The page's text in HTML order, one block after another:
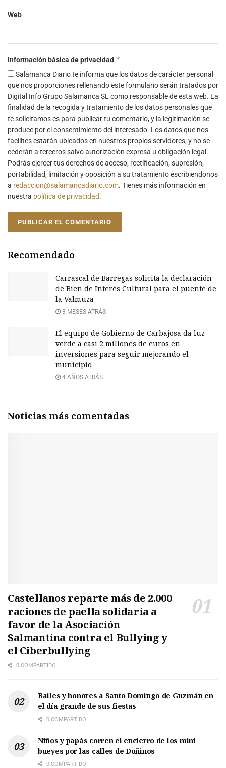
Web
Información básica de privacidad *
Salamanca Diario te informa que los datos de carácter personal
que nos proporciones rellenando este formulario serán tratados por
Digital Info Grupo Salamanca SL como responsable de esta web. La
finalidad de la recogida y tratamiento de los datos personales que
te solicitamos es para publicar tu comentario, y la legitimación se
produce por el consentimiento del interesado. Los datos que nos
facilites estarán ubicados en nuestros propios servidores, y no se
cederán a terceros salvo autorización expresa u obligación legal.
Podrás ejercer tus derechos de acceso, rectificación, supresión,
portabilidad, limitación y oposición a su tratamiento escribiendonos
a redaccion@salamancadiario.com. Tienes más información en
nuestra política de privacidad.
Recomendado
Carrascal de Barregas solicita la declaración
de Bien de Interés Cultural para el puente de
la Valmuza
3 MESES ATRÁS
El equipo de Gobierno de Carbajosa da luz
verde a casi 2 millones de euros en
inversiones para seguir mejorando el
municipio
4 AÑOS ATRÁS
Noticias más comentadas
Castellanos reparte más de 2.000
raciones de paella solidaria a
favor de la Asociación
Salmantina contra el Bullying y
el Ciberbullying
0 COMPARTIDO
Bailes y honores a Santo Domingo de Guzmán en
el día grande de sus fiestas
0 COMPARTIDO
Niños y papás corren el encierro de los mini
bueyes por las calles de Doñinos
0 COMPARTIDO